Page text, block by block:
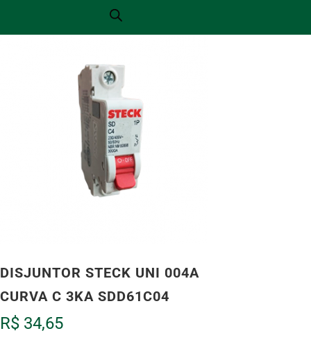
DISJUNTOR STECK UNI 004A
CURVA C 3KA SDD61C04
R$ 34,65